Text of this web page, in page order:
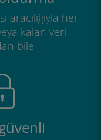
aracılığıyla her
kalan veri
bile